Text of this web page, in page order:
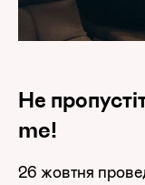
Не
me!
26 жовтня